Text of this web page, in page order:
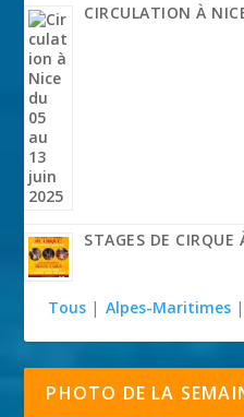
CIRCULATION À
STAGES DE
Tous | Alpes-Maritimes |
PHOTO DE LA